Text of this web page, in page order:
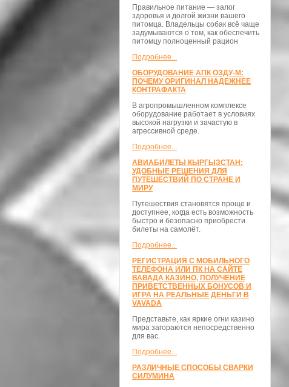
Правильное питание — залог
здоровья и долгой жизни вашего
питомца. Владельцы собак всё чаще
задумываются о том, как обеспечить
питомцу полноценный рацион
Подробнее...
ОБОРУДОВАНИЕ АПК ОЗДУ-М:
ПОЧЕМУ ОРИГИНАЛ НАДЕЖНЕЕ
КОНТРАФАКТА
В агропромышленном комплексе
оборудование работает в условиях
высокой нагрузки и зачастую в
агрессивной среде.
Подробнее...
АВИАБИЛЕТЫ КЫРГЫЗСТАН:
УДОБНЫЕ РЕШЕНИЯ ДЛЯ
ПУТЕШЕСТВИЙ ПО СТРАНЕ И
МИРУ
Путешествия становятся проще и
доступнее, когда есть возможность
быстро и безопасно приобрести
билеты на самолёт.
Подробнее...
РЕГИСТРАЦИЯ С МОБИЛЬНОГО
ТЕЛЕФОНА ИЛИ ПК НА САЙТЕ
ВАВАДА КАЗИНО, ПОЛУЧЕНИЕ
ПРИВЕТСТВЕННЫХ БОНУСОВ И
ИГРА НА РЕАЛЬНЫЕ ДЕНЬГИ В
VAVADA
Представьте, как яркие огни казино
мира загораются непосредственно
для вас.
Подробнее...
РАЗЛИЧНЫЕ СПОСОБЫ СВАРКИ
СИЛУМИНА